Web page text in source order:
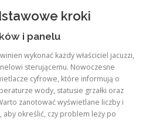
kroki
i panelu
wykonać każdy właściciel jacuzzi,
sterującemu. Nowoczesne
cyfrowe, które informują o
wody, statusie grzałki oraz
zanotować wyświetlane liczby i
aby określić, czy problem leży po